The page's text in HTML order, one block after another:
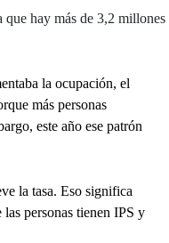
que hay más de 3,2 millones
la ocupación, el
más personas
este año ese patrón
la tasa. Eso significa
personas tienen IPS y